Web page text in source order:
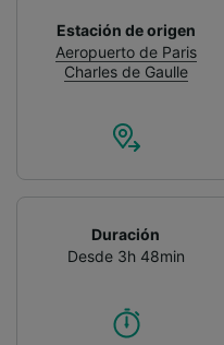
Estación de origen
Aeropuerto de Paris
Charles de Gaulle
Duración
Desde 3h 48min